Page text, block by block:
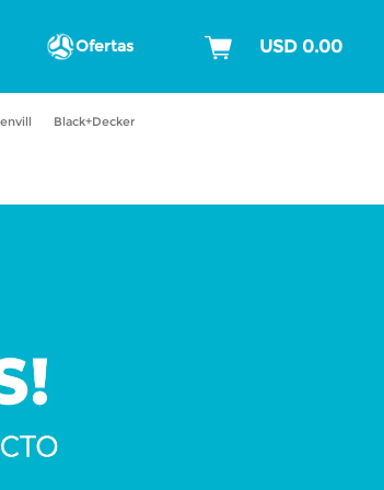
Ofertas
Black+Decker